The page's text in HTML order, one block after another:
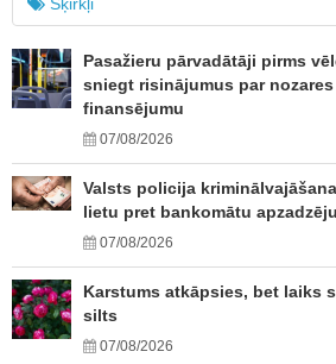
Pasažieru pārvadātāji pirms
sniegt risinājumus par
finansējumu
07/08/2026
Valsts policija
lietu pret bankomātu apzadzēju
07/08/2026
Karstums atkāpsies, bet laiks
silts
07/08/2026